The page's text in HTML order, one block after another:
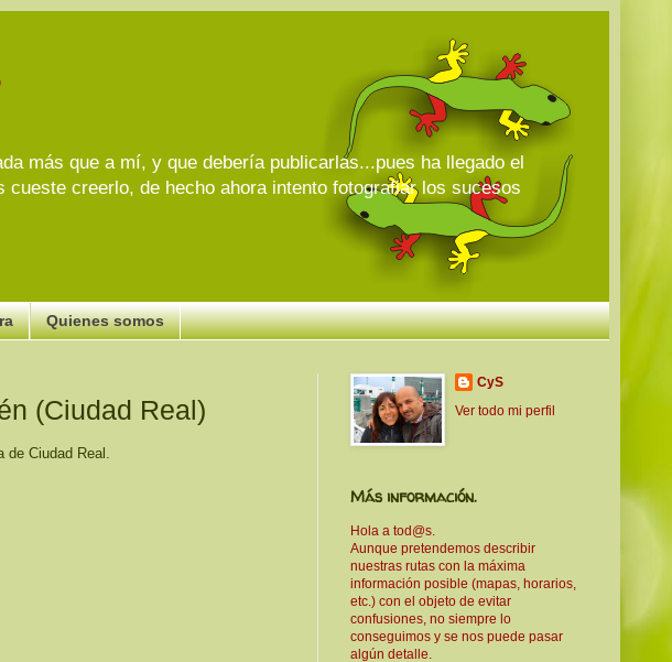
más que a mí, y que debería publicarlas...pues ha llegado el
creerlo, de hecho ahora intento fotografiar los sucesos
Quienes somos
(Ciudad Real)
Ciudad Real.
CyS
Ver todo mi perfil
Más información.
Hola a tod@s.
Aunque pretendemos describir
nuestras rutas con la máxima
información posible (mapas, horarios,
etc.) con el objeto de evitar
confusiones, no siempre lo
conseguimos y se nos puede pasar
algún detalle.